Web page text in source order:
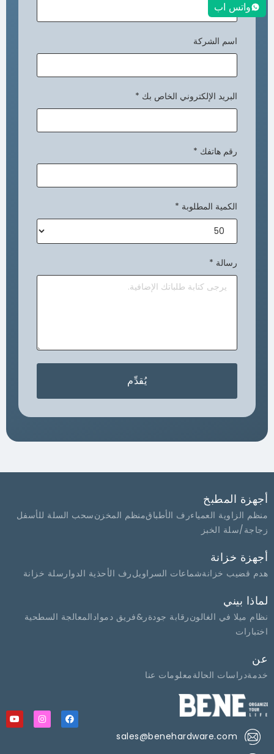
اسم الشركة
البريد الإلكتروني الخاص بك *
رقم هاتفك *
الكمية المطلوبة *
رسالة *
يُقدِّم
أجهزة المطبخ
منظم الزاوية العمياءرف الأطباقمنظم المخزنسحب السلة للأسفل
زجاجة/سلة الخبز
أجهزة خزانة
هدم قضيب خزانةشماعات السراويلرف الأحذية الدوار سلة خزانة
لماذا بيني
نظام ميلا في الغالونرقابة جودةر&فريق دموادالمعالجة السطحية
اختبارات
عن
خدمةدراسات الحالةمعلومات عنا
sales@benehardware.com
واتس اب